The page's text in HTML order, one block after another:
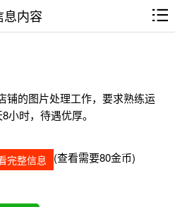
息内容
铺的图片处理工作，要求熟练运
小时，待遇优厚。
完整信息 (查看需要80金币)